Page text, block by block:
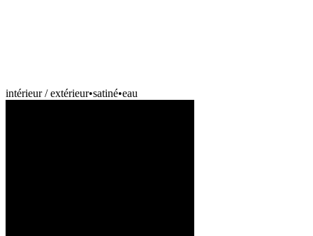
intérieur / extérieur•satiné•eau